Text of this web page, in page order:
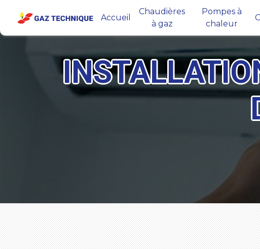
Accueil
Chaudières
à gaz
Pompes à
chaleur